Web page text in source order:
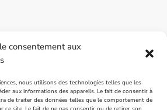
consentement aux
nous utilisons des technologies telles que les
aux informations des appareils. Le fait de consentir à
de traiter des données telles que le comportement de